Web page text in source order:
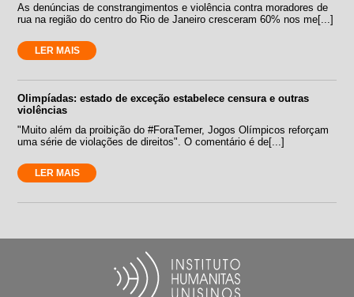
As denúncias de constrangimentos e violência contra moradores de
rua na região do centro do Rio de Janeiro cresceram 60% nos me[...]
LER MAIS
Olimpíadas: estado de exceção estabelece censura e outras
violências
"Muito além da proibição do #ForaTemer, Jogos Olímpicos reforçam
uma série de violações de direitos". O comentário é de[...]
LER MAIS